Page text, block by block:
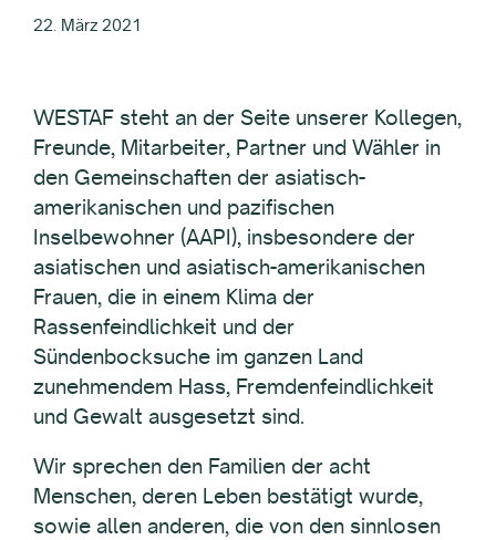
22. März 2021
WESTAF steht an der Seite unserer Kollegen,
Freunde, Mitarbeiter, Partner und Wähler in
den Gemeinschaften der asiatisch-
amerikanischen und pazifischen
Inselbewohner (AAPI), insbesondere der
asiatischen und asiatisch-amerikanischen
Frauen, die in einem Klima der
Rassenfeindlichkeit und der
Sündenbocksuche im ganzen Land
zunehmendem Hass, Fremdenfeindlichkeit
und Gewalt ausgesetzt sind.
Wir sprechen den Familien der acht
Menschen, deren Leben bestätigt wurde,
sowie allen anderen, die von den sinnlosen